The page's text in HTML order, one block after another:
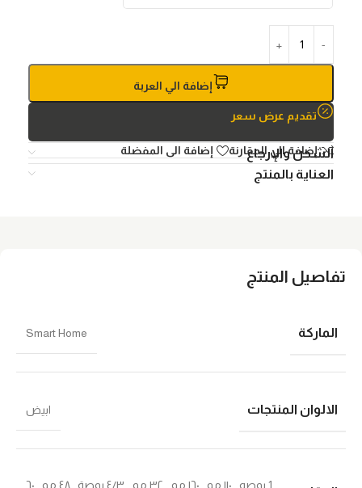
إضافة الي العربة
تقديم عرض سعر
إضافة الي المقارنة إضافة الى المفضلة
الشحن والإرجاع
العناية بالمنتج
تفاصيل المنتج
الماركة Smart Home
الالوان المنتجات ابيض
1 بوصه ١١٠ مم ١٦٠ مم ٣٢ مم ٤/٣ بوصة ٤٨ مم
٦٠